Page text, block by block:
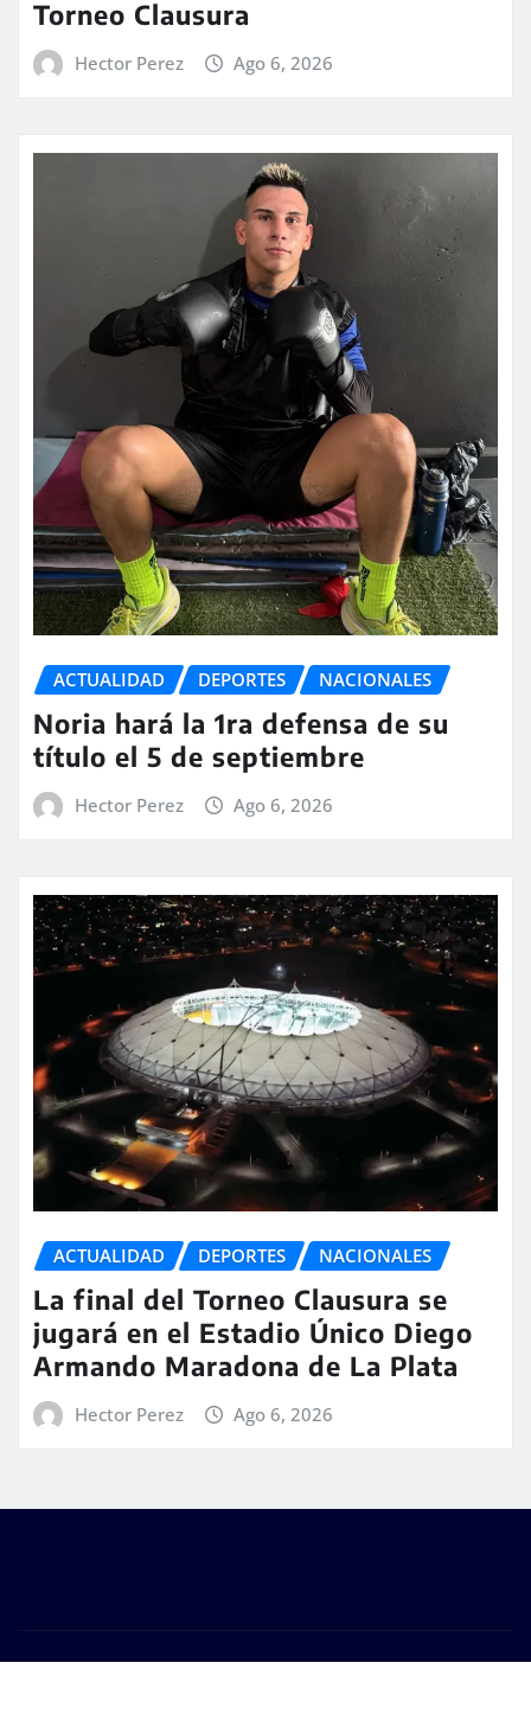
Torneo Clausura
Hector Perez Ago 6, 2026
ACTUALIDAD DEPORTES NACIONALES
Noria hará la 1ra defensa de su
título el 5 de septiembre
Hector Perez Ago 6, 2026
ACTUALIDAD DEPORTES NACIONALES
La final del Torneo Clausura se
jugará en el Estadio Único Diego
Armando Maradona de La Plata
Hector Perez Ago 6, 2026